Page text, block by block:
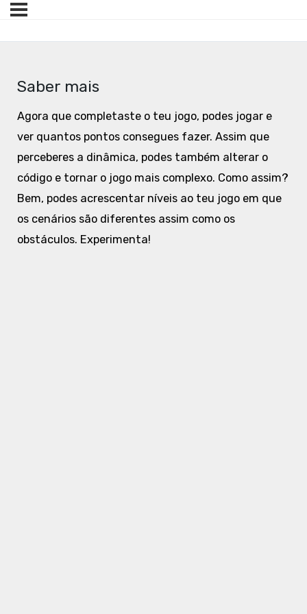
Saber mais
Agora que completaste o teu jogo, podes jogar e
ver quantos pontos consegues fazer. Assim que
perceberes a dinâmica, podes também alterar o
código e tornar o jogo mais complexo. Como assim?
Bem, podes acrescentar níveis ao teu jogo em que
os cenários são diferentes assim como os
obstáculos. Experimenta!